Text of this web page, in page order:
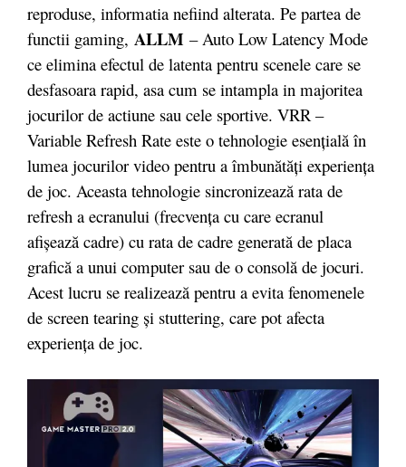
reproduse, informatia nefiind alterata. Pe partea de
functii gaming, ALLM – Auto Low Latency Mode
ce elimina efectul de latenta pentru scenele care se
desfasoara rapid, asa cum se intampla in majoritea
jocurilor de actiune sau cele sportive. VRR –
Variable Refresh Rate este o tehnologie esențială în
lumea jocurilor video pentru a îmbunătăți experiența
de joc. Aceasta tehnologie sincronizează rata de
refresh a ecranului (frecvența cu care ecranul
afișează cadre) cu rata de cadre generată de placa
grafică a unui computer sau de o consolă de jocuri.
Acest lucru se realizează pentru a evita fenomenele
de screen tearing și stuttering, care pot afecta
experiența de joc.